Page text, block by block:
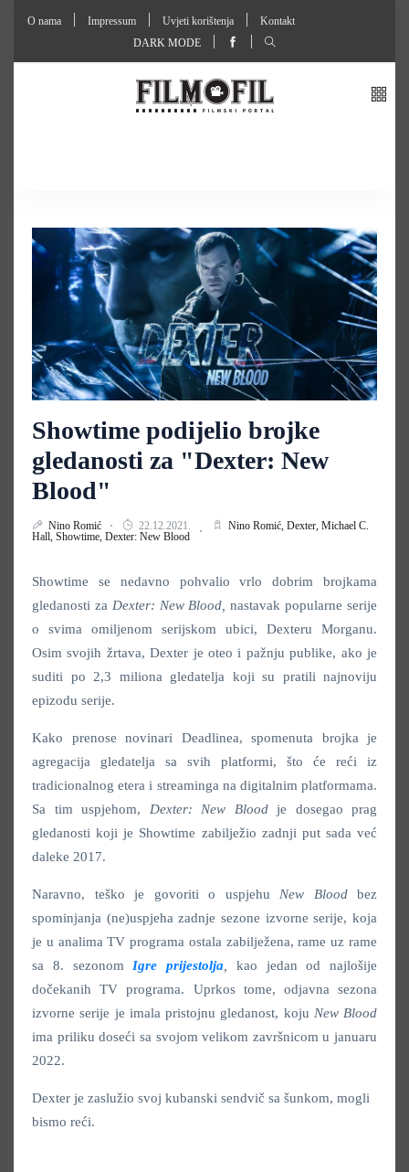
O nama Impressum Uvjeti korištenja
Kontakt
DARK MODE
Showtime podijelio brojke
gledanosti za "Dexter: New
Blood"
Nino Romić 22.12.2021. Nino Romić, Dexter, Michael C.
Hall, Showtime, Dexter: New Blood
Showtime se nedavno pohvalio vrlo dobrim brojkama
gledanosti za Dexter: New Blood,nastavak popularne serije
o svima omiljenom serijskom ubici, Dexteru Morganu.
Osim svojih žrtava, Dexter je oteo i pažnju publike, ako je
suditi po 2,3 miliona gledatelja koji su pratili najnoviju
epizodu serije.
Kako prenose novinari Deadlinea, spomenuta brojka je
agregacija gledatelja sa svih platformi, što će reći iz
tradicionalnog etera i streaminga na digitalnim platformama.
Sa tim uspjehom, Dexter: New Blood je dosegao prag
gledanosti koji je Showtime zabilježio zadnji put sada već
daleke 2017.
Naravno, teško je govoriti o uspjehu New Blood bez
spominjanja (ne)uspjeha zadnje sezone izvorne serije, koja
je u analima TV programa ostala zabilježena, rame uz rame
sa 8. sezonom Igre prijestolja
kao jedan od najlošije
dočekanih TV programa. Uprkos tome, odjavna sezona
izvorne serije je imala pristojnu gledanost, koju New Blood
ima priliku doseći sa svojom velikom završnicom u januaru
2022.
Dexter je zaslužio svoj kubanski sendvič sa šunkom, mogli
bismo reći.